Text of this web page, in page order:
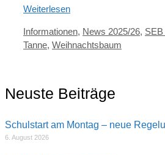
Weiterlesen
Kategorien
Informationen, News 2025/26,
Tanne, Weihnachtsbaum
Neuste Beiträge
Schulstart am Montag – neue
6. August 2026